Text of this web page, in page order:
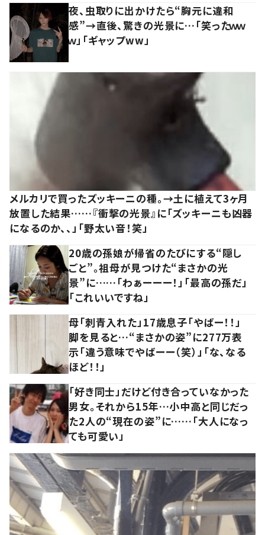
夜、虫取りに出かけたら“胸元に違和
感”→直後、驚きの光景に…「笑ったｗｗ
ｗ」「ギャップww」
メルカリで買ったズッキーニの種。→土に植えて3ヶ月
放置した結果……『衝撃の光景』に「ズッキーニも凶器
になるのか、、」「野太い音！笑」
20歳の孫娘が帰省のたびにする“隠し
ごと”。祖母が見つけた“まさかの光
景”に……「わぁーーー！」「最高の孫だ」
「これいいですね」
母「刺青入れた」17歳息子「やばー！！」
脚を見ると…“まさかの姿”に277万表
示「違う意味でやばーー（笑）」「な、なる
ほど！！」
「好き同士」だけど付き合っていなかった
男女。それから15年…小中高と同じだっ
た2人の“現在の姿”に……「大人になっ
ても可愛い」